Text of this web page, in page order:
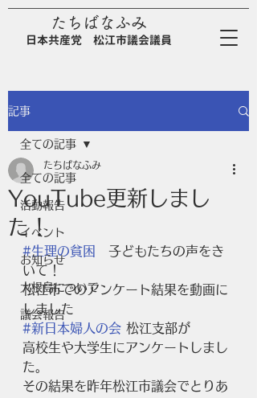
たちばなふみ
日本共産党 松江市議会議員
記事
全ての記事
活動報告
イベント
お知らせ
大根島について
議会報告
全ての記事
YouTube更新しまし
た！
たちばなふみ
#生理の貧困
子どもたちの声をき
いて！
松江市でのアンケート結果を動画に
しました
#新日本婦人の会 松江支部が
高校生や大学生にアンケートしまし
た。
その結果を昨年松江市議会でとりあ